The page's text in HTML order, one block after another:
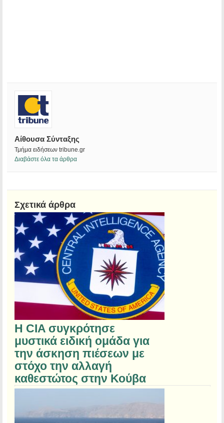
Αίθουσα Σύνταξης
Τμήμα ειδήσεων tribune.gr
Διαβάστε όλα τα άρθρα
Σχετικά άρθρα
Η CIA συγκρότησε
μυστικά ειδική ομάδα για
την άσκηση πιέσεων με
στόχο την αλλαγή
καθεστώτος στην Κούβα